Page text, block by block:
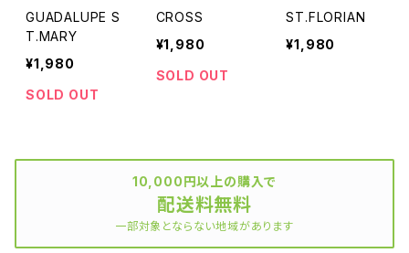
GUADALUPE S
T.MARY
¥1,980
SOLD OUT
CROSS
¥1,980
SOLD OUT
ST.FLORIAN
¥1,980
10,000円以上の購入で
配送料無料
一部対象とならない地域があります